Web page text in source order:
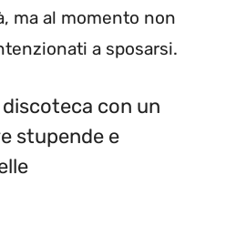
ma al momento non
a sposarsi.
con un
stupende e